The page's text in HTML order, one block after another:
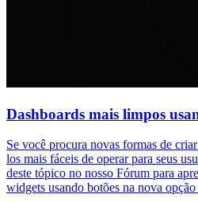
Dashboards mais limpos
Se você procura novas formas de
los mais fáceis de operar para seus
deste tópico no nosso Fórum para
widgets usando botões na nova opção